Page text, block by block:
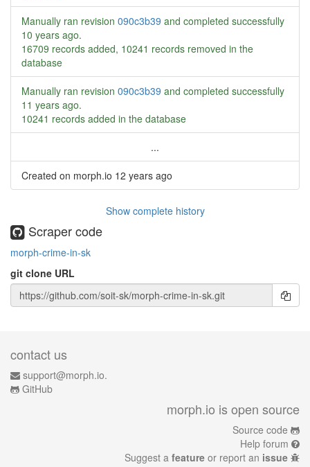
Manually ran revision 090c3b39 and completed successfully
10 years ago.
16709 records added, 10241 records removed in the
database
Manually ran revision 090c3b39 and completed successfully
11 years ago.
10241 records added in the database
...
Created on morph.io 12 years ago
Show complete history
Scraper code
morph-crime-in-sk
git clone URL
contact us
support@morph.io.
GitHub
morph.io is open source
Source code
Help forum
Suggest a feature or report an issue